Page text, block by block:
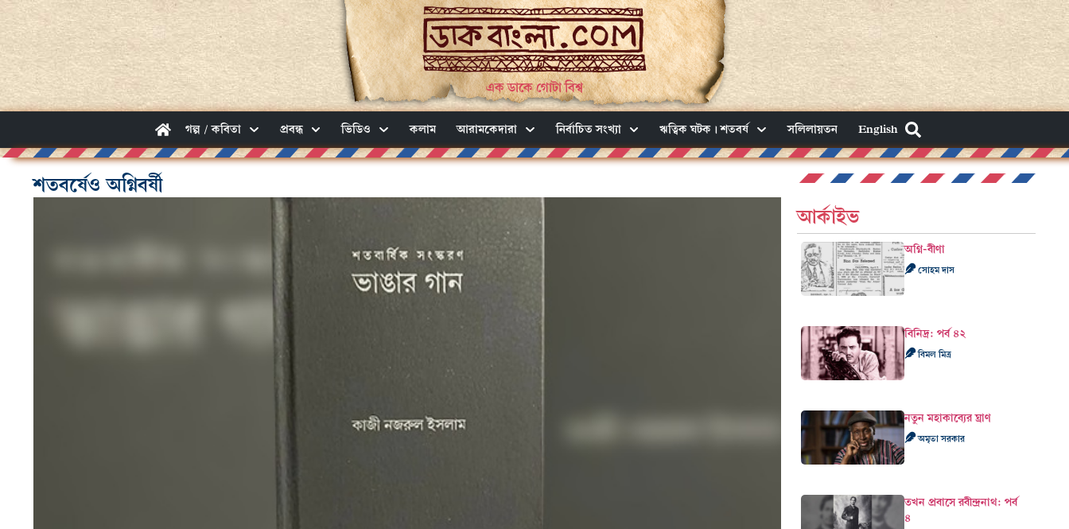
এক ডাকে গোটা বিশ্ব
গল্প / কবিতা প্রবন্ধ ভিডিও কলাম আরামকেদারা নির্বাচিত সংখ্যা ঋত্বিক ঘটক। শতবর্ষ সলিলায়তন English
শতবর্ষেও অগ্নিবর্ষী
আর্কাইভ
অগ্নি-বীণা
সোহম দাস
বিনিদ্র: পর্ব ৪২
বিমল মিত্র
নতুন মহাকাব্যের ঘ্রাণ
অমৃতা সরকার
তখন প্রবাসে রবীন্দ্রনাথ: পর্ব
৪